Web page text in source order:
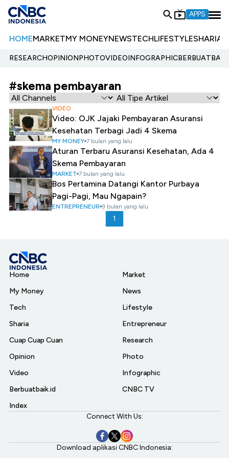
APPS
HOMEMARKETMY MONEYNEWSTECHLIFESTYLESHARIA
RESEARCHOPINIONPHOTOVIDEOINFOGRAPHIC
#skema pembayaran
VIDEO
Video: OJK Jajaki Pembayaran Asuransi
Kesehatan Terbagi Jadi 4 Skema
MY MONEY 7 bulan yang lalu
Aturan Terbaru Asuransi Kesehatan, Ada 4
Skema Pembayaran
MARKET 7 bulan yang lalu
Bos Pertamina Datangi Kantor Purbaya
Pagi-Pagi, Mau Ngapain?
ENTREPRENEUR 9 bulan yang lalu
1
Home
My Money
Tech
Sharia
Cuap Cuap Cuan
Opinion
Video
Berbuatbaik.id
Index
Market
News
Lifestyle
Entrepreneur
Research
Photo
Infographic
CNBC TV
Connect With Us:
Download aplikasi CNBC Indonesia: